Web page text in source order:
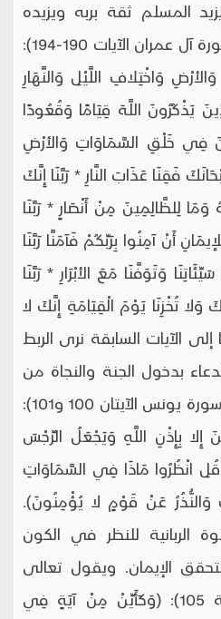
المسلم ثقة بربه ويزيده
إيماناً. قال تعالى في (سورة آل عمران الآيات 190-194):
وَاخْتِلافِ اللَّيْلِ وَالنَّهَارِ
يَذْكُرُونَ اللَّهَ قِيَامًا وَقُعُودًا
فِي خَلْقِ السَّمَاوَاتِ وَالأرْضِ
فَقِنَا عَذَابَ النَّارِ * رَبَّنَا إِنَّكَ
وَمَا لِلظَّالِمِينَ مِنْ أَنْصَارٍ * رَبَّنَا
أَنْ آمِنُوا بِرَبِّكُمْ فَآمَنَّا رَبَّنَا
وَتَوَفَّنَا مَعَ الأبْرَارِ * رَبَّنَا
وَلا تُخْزِنَا يَوْمَ الْقِيَامَةِ إِنَّكَ لا
إلى الآيات السابقة نرى الربط
بدخول الجنة والنجاة من
النار. ويقول تعالى في (سورة يونس الآيتان 100 و101):
بِإِذْنِ اللَّهِ وَيَجْعَلُ الرِّجْسَ
انْظُرُوا مَاذَا فِي السَّمَاوَاتِ
وَالنُّذُرُ عَنْ قَوْمٍ لا يُؤْمِنُونَ).
الربانية للنظر في الكون
الإيمان. ويقول تعالى
في (سورة يوسف الآية 105): (وَكَأَيِّنْ مِنْ آيَةٍ فِي